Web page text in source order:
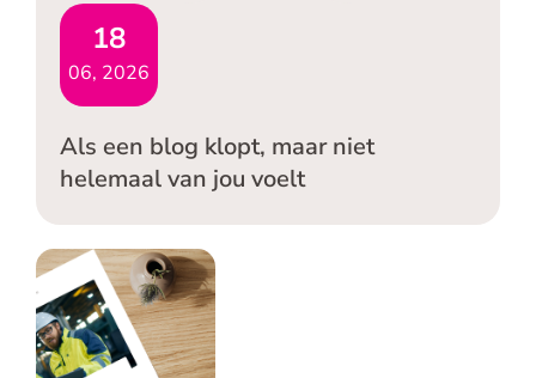
18
06, 2026
Als een blog klopt, maar niet
helemaal van jou voelt